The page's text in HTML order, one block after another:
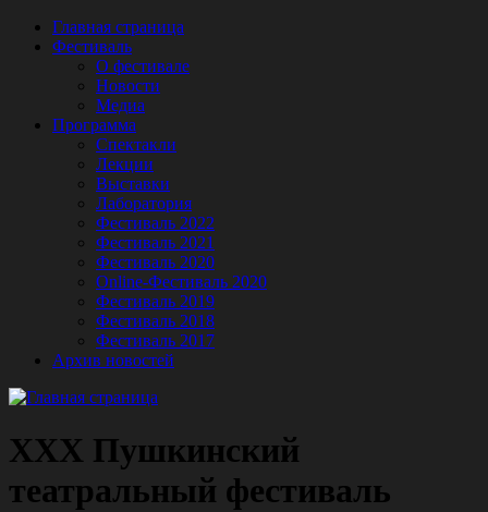
Главная страница
Фестиваль
О фестивале
Новости
Медиа
Программа
Спектакли
Лекции
Выставки
Лаборатория
Фестиваль 2022
Фестиваль 2021
Фестиваль 2020
Online-Фестиваль 2020
Фестиваль 2019
Фестиваль 2018
Фестиваль 2017
Архив новостей
XXX Пушкинский
театральный фестиваль